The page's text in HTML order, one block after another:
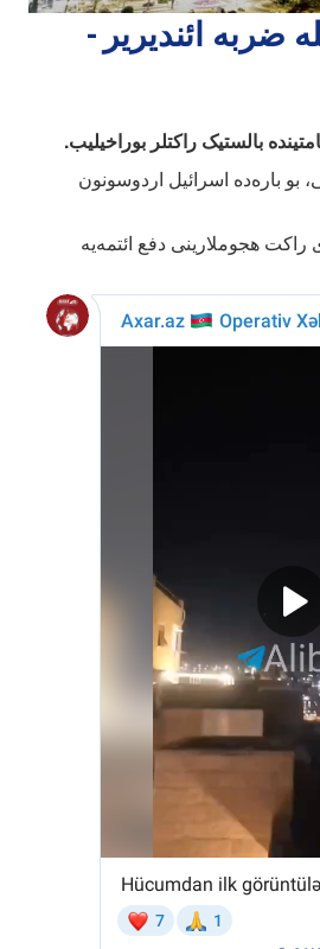
ضربه ائندیریر -
بالستیک راکتلر بوراخیلیب.
بو باره‌ده اسرائیل اردوسونون
راکت هجوملارینی دفع ائتمه‌یه